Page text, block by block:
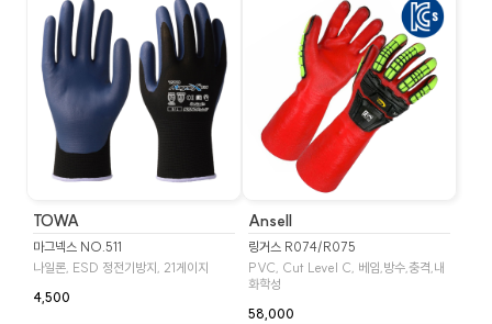
TOWA
마그넥스 NO.511
나일론, ESD 정전기방지, 21게이지
4,500
Ansell
링거스 R074/R075
PVC, Cut Level C, 베임,방수,충격,내
화학성
58,000